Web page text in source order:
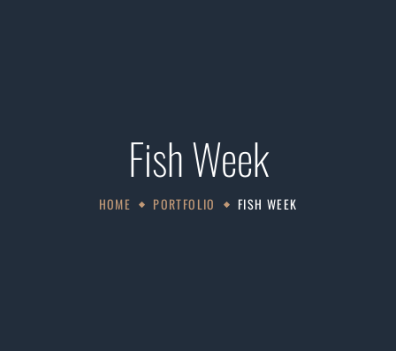
Fish Week
HOME PORTFOLIO FISH WEEK